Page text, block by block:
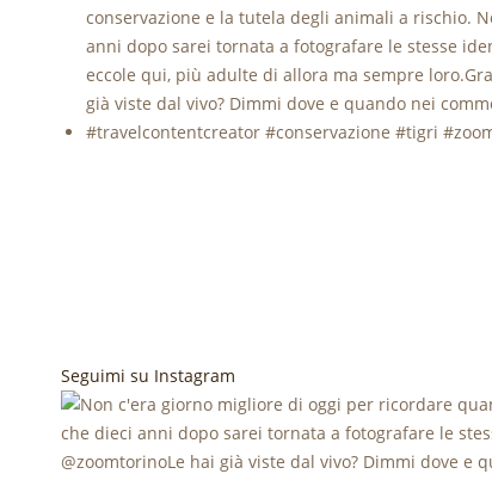
Seguimi su Instagram